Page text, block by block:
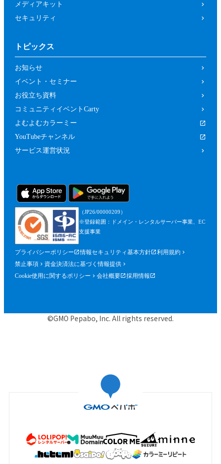
メディアキット
セキュリティ
トピックス
お知らせ
イベント・セミナー
お役立ち資料
コミュニティイベントCarty
よむよむカラーミー
YouTubeチャンネル
サービス運営状況
（JP26/00000209）
※登録範囲：ドメイン・レンタルサーバー事業、EC
支援事業
プライバシーポリシー 情報セキュリティ基本方針
利用規約
禁止事項
資金決済法に基づく情報提供
Cookie使用に関するポリシー
会社概要 採用情報
©GMO Pepabo, Inc. All rights reserved.